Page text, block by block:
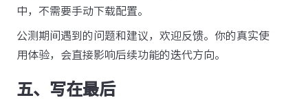
中，不需要手动下载配置。
公测期间遇到的问题和建议，欢迎反馈。你的真实使
用体验，会直接影响后续功能的迭代方向。
五、写在最后